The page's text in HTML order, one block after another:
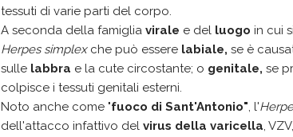
tessuti di varie parti del corpo.
A seconda della famiglia virale e del luogo in cui
Herpes simplexche può essere labiale, se è
sulle labbra e la cute circostante; o genitale, se
colpisce i tessuti genitali esterni.
Noto anche come "fuoco di Sant'Antonio", l'
dell'attacco infattivo del virus della varicella,